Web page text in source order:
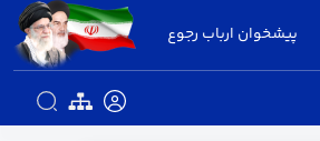
پیشخوان ارباب رجوع